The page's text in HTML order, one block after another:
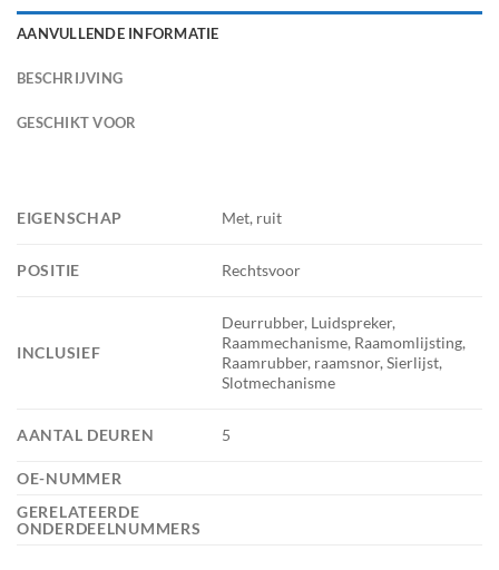
AANVULLENDE INFORMATIE
BESCHRIJVING
GESCHIKT VOOR
EIGENSCHAP Met, ruit
POSITIE Rechtsvoor
INCLUSIEF
Deurrubber, Luidspreker,
Raammechanisme, Raamomlijsting,
Raamrubber, raamsnor, Sierlijst,
Slotmechanisme
AANTAL DEUREN 5
OE-NUMMER
GERELATEERDE
ONDERDEELNUMMERS